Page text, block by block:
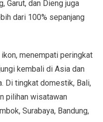
Garut, dan Dieng juga
dari 100% sepanjang
menempati peringkat
kembali di Asia dan
Di tingkat domestik, Bali,
pilihan wisatawan
Surabaya, Bandung,